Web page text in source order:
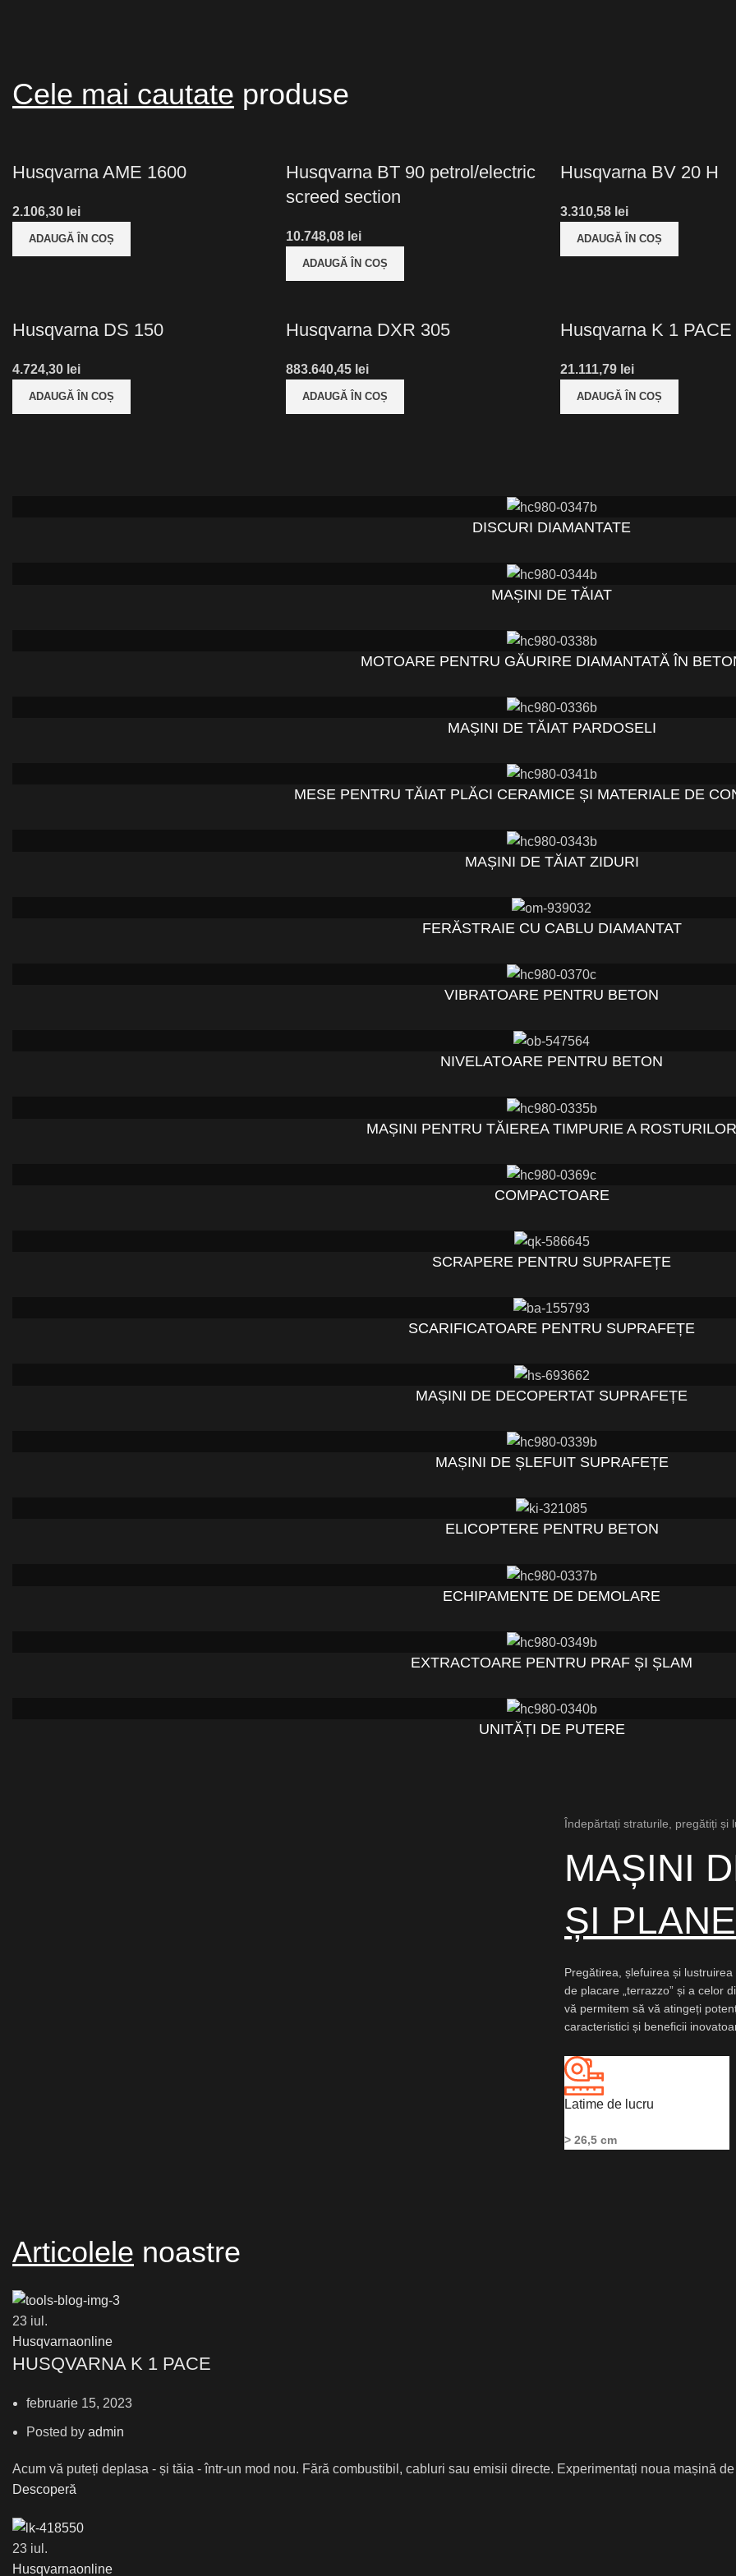
Cele mai cautate produse
Husqvarna AME 1600
lei
ADAUGĂ ÎN COȘ
Husqvarna BT 90 petrol/electric
screed section
lei
ADAUGĂ ÎN COȘ
Husqvarna BV 20 H
lei
ADAUGĂ ÎN COȘ
Husqvarna DS 150
lei
ADAUGĂ ÎN COȘ
Husqvarna DXR 305
lei
ADAUGĂ ÎN COȘ
Husqvarna K 1 PACE
lei
ADAUGĂ ÎN COȘ
DISCURI DIAMANTATE
MAȘINI DE TĂIAT
MOTOARE PENTRU GĂURIRE DIAMANTATĂ ÎN
MAȘINI DE TĂIAT PARDOSELI
MESE PENTRU TĂIAT PLĂCI CERAMICE ȘI MATERIALE DE
MAȘINI DE TĂIAT ZIDURI
FERĂSTRAIE CU CABLU DIAMANTAT
VIBRATOARE PENTRU BETON
NIVELATOARE PENTRU BETON
MAȘINI PENTRU TĂIEREA TIMPURIE A
COMPACTOARE
SCRAPERE PENTRU SUPRAFEȚE
SCARIFICATOARE PENTRU SUPRAFEȚE
MAȘINI DE DECOPERTAT SUPRAFEȚE
MAȘINI DE ȘLEFUIT SUPRAFEȚE
ELICOPTERE PENTRU BETON
ECHIPAMENTE DE DEMOLARE
EXTRACTOARE PENTRU PRAF ȘI ȘLAM
UNITĂȚI DE PUTERE
Îndepărtați straturile, pregătiți și
MAȘINI
ȘI
Pregătirea, șlefuirea și
de placare „terrazzo” și a celor
vă permitem să vă atingeți
caracteristici și beneficii
Latime de lucru
> 26,5 cm
Articolele noastre
23 iul.
Husqvarnaonline
HUSQVARNA K 1 PACE
februarie 15, 2023
Posted by admin
Acum vă puteți deplasa - și tăia - într-un mod nou. Fără combustibil, cabluri sau emisii directe. Experimentați noua mașină de
Descoperă
23 iul.
Husqvarnaonline